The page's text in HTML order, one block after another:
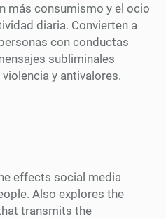
más consumismo y el ocio
diaria. Convierten a
con conductas
subliminales
y antivalores.
effects social media
Also explores the
transmits the